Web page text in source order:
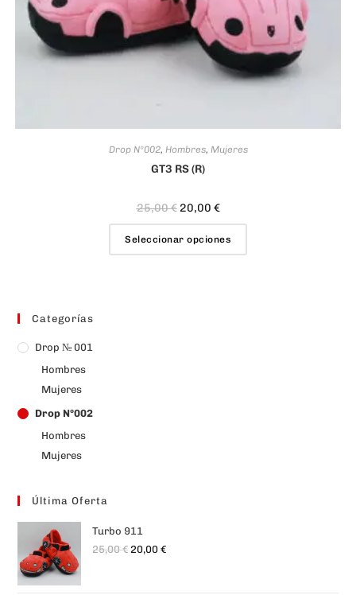
Drop Nº002, Hombres, Mujeres
GT3 RS (R)
25,00€ 20,00 €
Seleccionar opciones
Categorías
Drop № 001
Hombres
Mujeres
Drop Nº002
Hombres
Mujeres
Última Oferta
Turbo 911
25,00€ 20,00€